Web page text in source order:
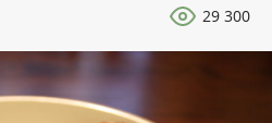
29 300